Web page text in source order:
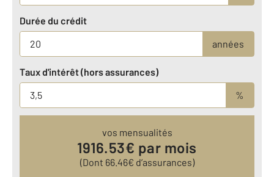
Durée du crédit
années
Taux d'intérêt (hors assurances)
%
vos mensualités
1916.53€ par mois
(Dont 66.46€ d’assurances)